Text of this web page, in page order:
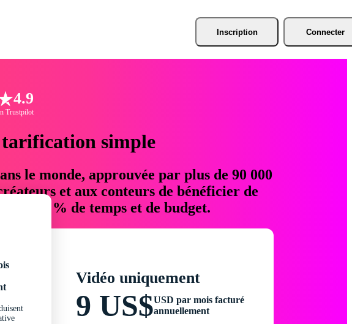
Inscription Connecter
4.9
Trustpilot
tarification simple
le monde, approuvée par plus de 90 000
et aux conteurs de bénéficier de
76 % de temps et de budget.
Vidéo uniquement
9 US$USD par mois facturé
annuellement